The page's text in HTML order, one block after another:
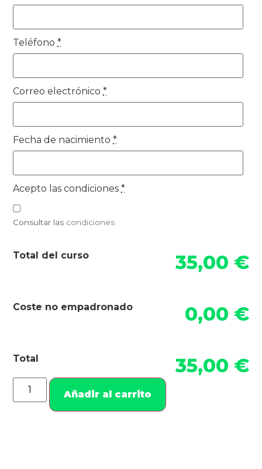
Teléfono *
Correo electrónico *
Fecha de nacimiento *
Acepto las condiciones *
Consultar las condiciones
Total del curso 35,00 €
Coste no empadronado 0,00 €
Total 35,00 €
Añadir al carrito